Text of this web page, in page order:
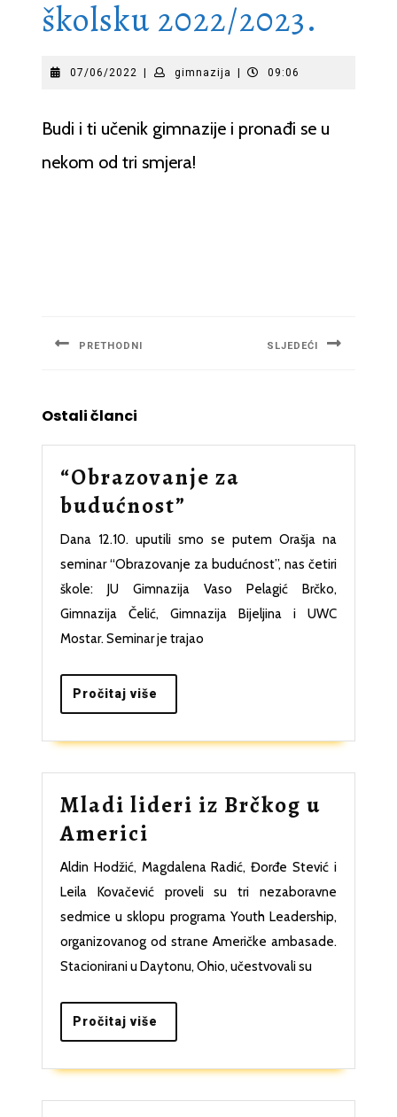
školsku 2022/2023.
07/06/2022 07/06/2022gimnazija gimnazija
09:06
Budi i ti učenik gimnazije i pronađi se u
nekom od tri smjera!
PRETHODNI SLJEDEĆI
Ostali članci
“Obrazovanje za
budućnost”
za
budućnost”
Dana 12.10. uputili smo se putem Orašja na
seminar “Obrazovanje za budućnost”, nas četiri
škole: JU Gimnazija Vaso Pelagić Brčko,
Gimnazija Čelić, Gimnazija Bijeljina i UWC
Mostar. Seminar je trajao
Pročitaj više
više
Mladi lideri iz Brčkog u
Americi
lideri
iz
Brčkog
u
Americi
Aldin Hodžić, Magdalena Radić, Đorđe Stević i
Leila Kovačević proveli su tri nezaboravne
sedmice u sklopu programa Youth Leadership,
organizovanog od strane Američke ambasade.
Stacionirani u Daytonu, Ohio, učestvovali su
Pročitaj više
više